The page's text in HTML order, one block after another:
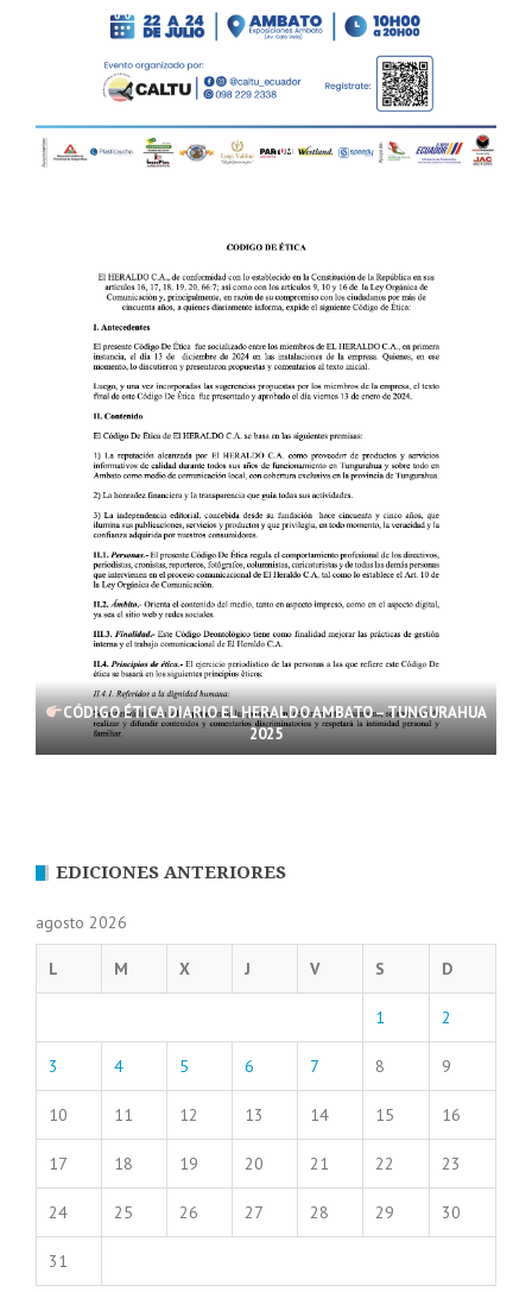
CÓDIGO ÉTICA DIARIO EL HERALDO AMBATO – TUNGURAHUA
2025
EDICIONES ANTERIORES
agosto 2026
L M X J V S D
1 2
3 4 5 6 7 8 9
10 11 12 13 14 15 16
17 18 19 20 21 22 23
24 25 26 27 28 29 30
31